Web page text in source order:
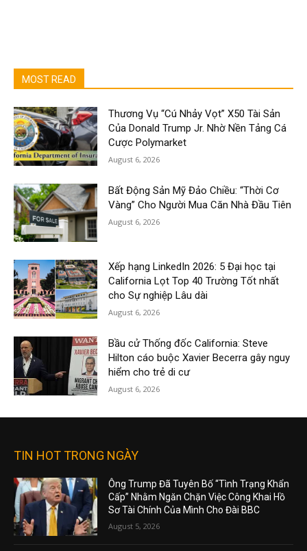
MOST READ
Thương Vụ “Cú Nhảy Vọt” X50 Tài Sản
Của Donald Trump Jr. Nhờ Nền Tảng Cá
Cược Polymarket
August 6, 2026
Bất Động Sản Mỹ Đảo Chiều: “Thời Cơ
Vàng” Cho Người Mua Căn Nhà Đầu Tiên
August 6, 2026
Xếp hạng LinkedIn 2026: 5 Đại học tại
California Lọt Top 40 Trường Tốt nhất
cho Sự nghiệp Lâu dài
August 6, 2026
Bầu cử Thống đốc California: Steve
Hilton cáo buộc Xavier Becerra gây nguy
hiểm cho trẻ di cư
August 6, 2026
TIN HOT TRONG NGÀY
Ông Trump Đã Tuyên Bố “Tình Trạng Khẩn
Cấp” Nhằm Ngăn Chặn Việc Công Khai Hồ
Sơ Tài Chính Của Mình Cho Đài BBC
August 5, 2026